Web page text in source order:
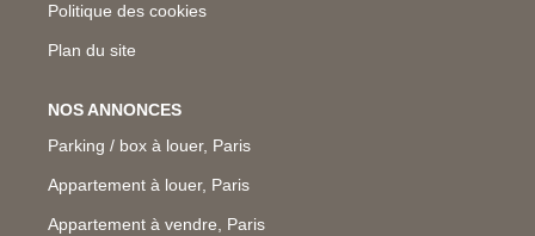
Politique des cookies
Plan du site
NOS ANNONCES
Parking / box à louer, Paris
Appartement à louer, Paris
Appartement à vendre, Paris